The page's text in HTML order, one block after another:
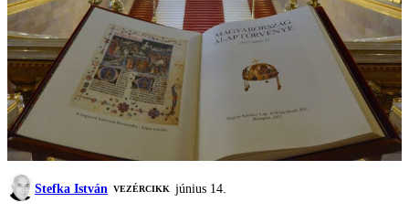
Stefka István VEZÉRCIKK június 14.